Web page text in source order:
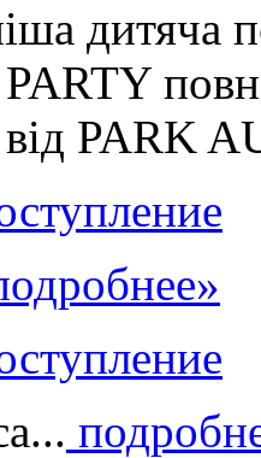
дитяча
PARK